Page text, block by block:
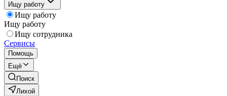
Ищу работу
Ищу работу
Ищу работу
Ищу сотрудника
Сервисы
Помощь
Ещё
Поиск
Лихой